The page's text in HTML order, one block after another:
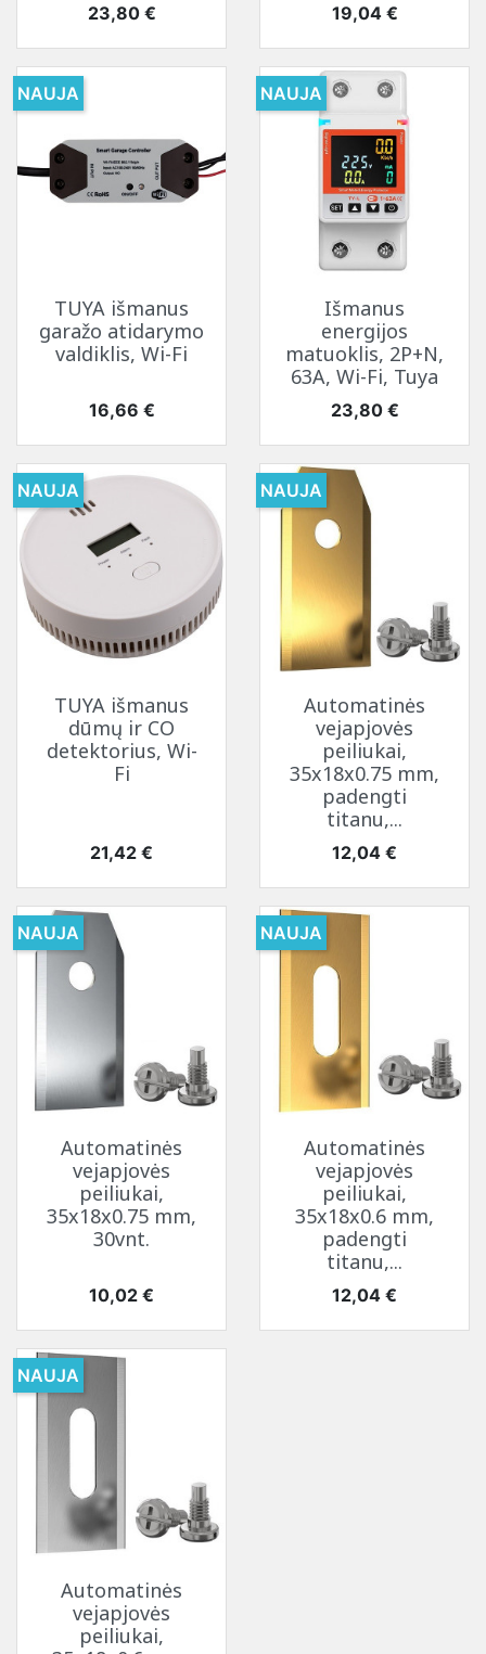
Kaina
23,80 € Kaina
19,04 €
TUYA išmanus
garažo atidarymo
valdiklis, Wi-Fi
Kaina
16,66 €
NAUJA
Išmanus
energijos
matuoklis, 2P+N,
63A, Wi-Fi, Tuya
Kaina
23,80 €
NAUJA
TUYA išmanus
dūmų ir CO
detektorius, Wi-
Fi
Kaina
21,42 €
NAUJA
Automatinės
vejapjovės
peiliukai,
35x18x0.75 mm,
padengti
titanu,...
Kaina
12,04 €
NAUJA
Automatinės
vejapjovės
peiliukai,
35x18x0.75 mm,
30vnt.
Kaina
10,02 €
NAUJA
Automatinės
vejapjovės
peiliukai,
35x18x0.6 mm,
padengti
titanu,...
Kaina
12,04 €
NAUJA
Automatinės
vejapjovės
peiliukai,
NAUJA